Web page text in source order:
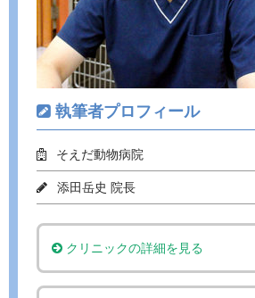
執筆者プロフィール
そえだ動物病院
添田岳史 院長
クリニックの詳細を見る